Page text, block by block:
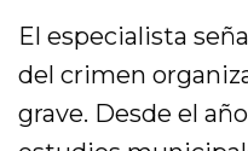
El especialista
del crimen
grave. Desde el